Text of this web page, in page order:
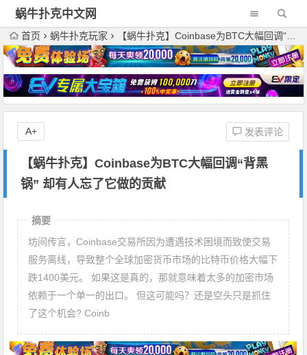
蜗牛扑克中文网
首页 蜗牛扑克玩家 【蜗牛扑克】Coinbase为BTC大幅回调“背黑锅” 却有人忘了它做的贡献
【蜗牛扑克】Coinbase为BTC大幅回调“背黑
锅” 却有人忘了它做的贡献
发表评论
A+
摘要
坊间传言，Coinbase交易所因为遭遇技术困境而致使交易
服务离线，导致整个全球加密货币市场的比特币价格大幅下
跌1400美元。 如果这是真的，那就意味着太多的加密市场
依赖于一个单一的出口。 但这可能吗？还是空头只是抓住
了这个机会? Coinb